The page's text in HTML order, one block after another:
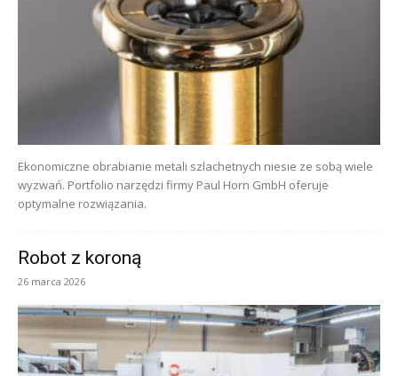
Ekonomiczne obrabianie metali szlachetnych niesie ze sobą wiele
wyzwań. Portfolio narzędzi firmy Paul Horn GmbH oferuje
optymalne rozwiązania.
Robot z koroną
26 marca 2026